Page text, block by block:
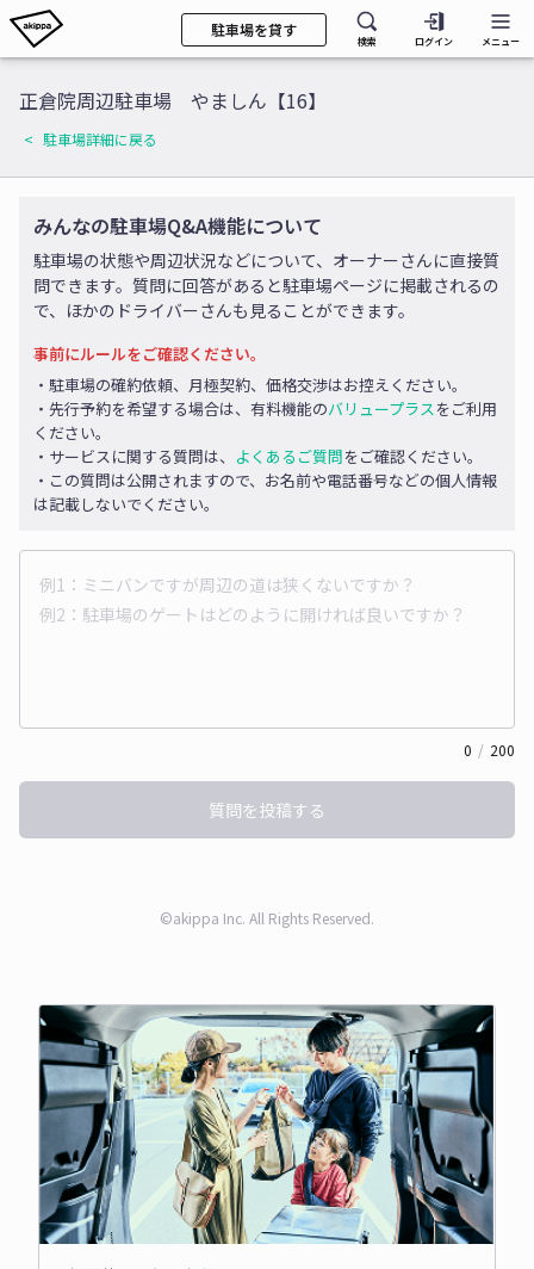
駐車場を貸す
検索 ログイン メニュー
正倉院周辺駐車場 やましん【16】
駐車場詳細に戻る
みんなの駐車場Q&A機能について
駐車場の状態や周辺状況などについて、オーナーさんに直接質
問できます。質問に回答があると駐車場ページに掲載されるの
で、ほかのドライバーさんも見ることができます。
事前にルールをご確認ください。
・駐車場の確約依頼、月極契約、価格交渉はお控えください。
・先行予約を希望する場合は、有料機能のバリュープラスをご利用
ください。
・サービスに関する質問は、 よくあるご質問をご確認ください。
・この質問は公開されますので、お名前や電話番号などの個人情報
は記載しないでください。
0 / 200
質問を投稿する
©akippa Inc. All Rights Reserved.